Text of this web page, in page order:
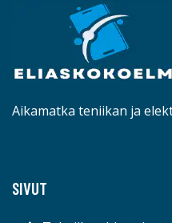
Aikamatka teniikan ja
SIVUT